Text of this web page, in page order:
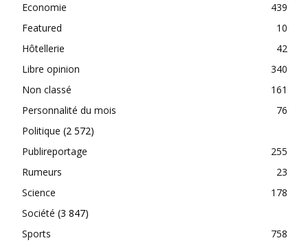
Economie
439
Featured
10
Hôtellerie
42
Libre opinion
340
Non classé
161
Personnalité du mois
76
Politique (2 572)
Publireportage
255
Rumeurs
23
Science
178
Société (3 847)
Sports
758